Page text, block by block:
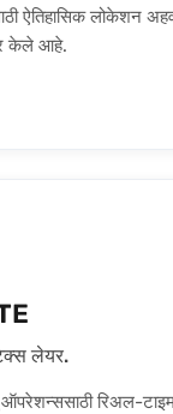
ऐतिहासिक लोकेशन
केले आहे.
लेयर.
रिअल-